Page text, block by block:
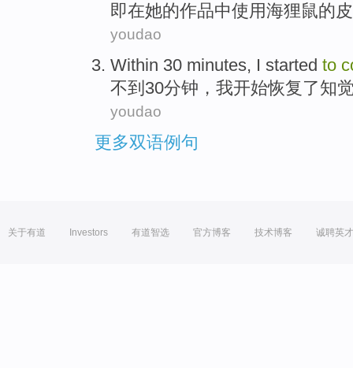
即在她的作品中使用海狸鼠的
youdao
Within 30 minutes, I started to
不到 30分钟 ， 我开始恢复了知
youdao
更多双语例句
关于有道 Investors 有道智选 官方博客 技术博客 诚聘英才